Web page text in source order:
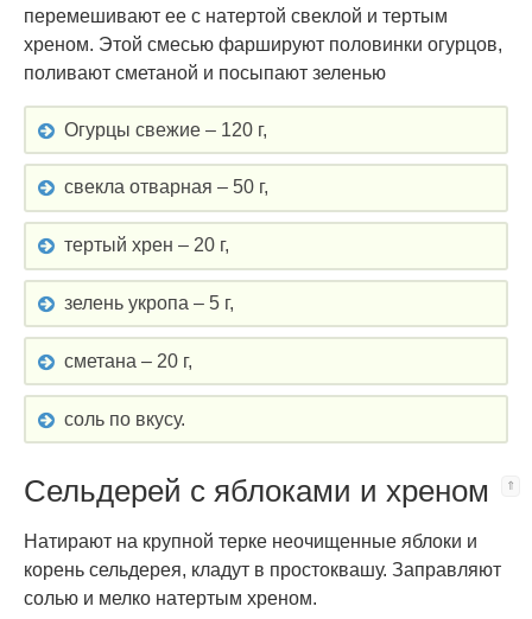
перемешивают ее с натертой свеклой и тертым
хреном. Этой смесью фаршируют половинки огурцов,
поливают сметаной и посыпают зеленью
Огурцы свежие – 120 г,
свекла отварная – 50 г,
тертый хрен – 20 г,
зелень укропа – 5 г,
сметана – 20 г,
соль по вкусу.
Сельдерей с яблоками и хреном
Натирают на крупной терке неочищенные яблоки и
корень сельдерея, кладут в простоквашу. Заправляют
солью и мелко натертым хреном.